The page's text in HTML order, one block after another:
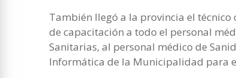
También llegó a la provincia el
de capacitación a todo el personal
Sanitarias, al personal médico de
Informática de la Municipalidad para